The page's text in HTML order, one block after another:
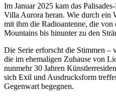
Im Januar 2025 kam das
Villa Aurora heran. Wie durch ein
mit ihm die Radioantenne, die von
Mountains bis hinunter zu den
Die Serie erforscht die Stimmen –
die im ehemaligen Zuhause von
nunmehr 30 Jahren
sich Exil und Ausdrucksform
Gegenwart begegnen.